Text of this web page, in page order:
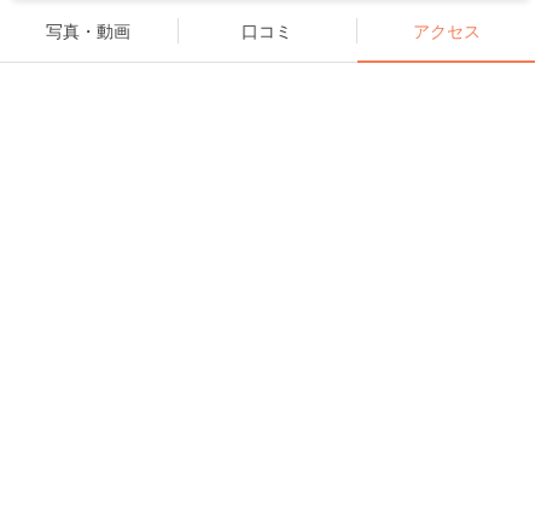
写真・動画 口コミ アクセス